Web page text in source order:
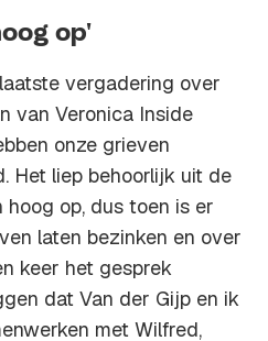
op'
vergadering over
van Veronica Inside
onze grieven
Het liep behoorlijk uit de
hoog op, dus toen is er
laten bezinken en over
keer het gesprek
dat Van der Gijp en ik
met Wilfred,